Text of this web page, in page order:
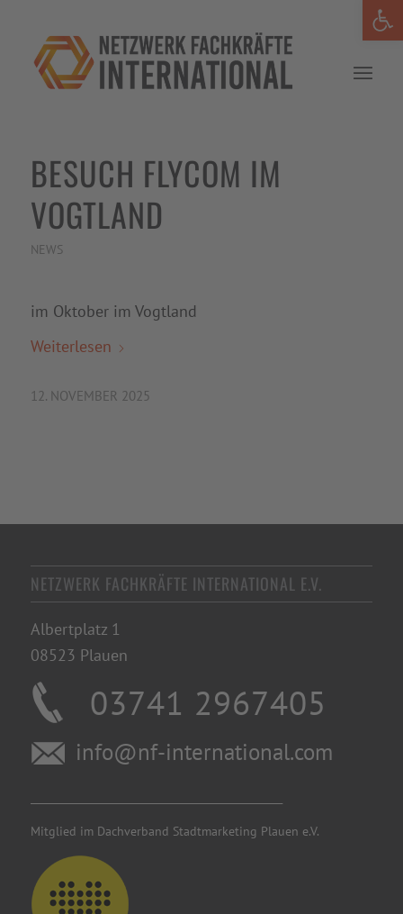
BESUCH FLYCOM IM
VOGTLAND
NEWS
im Oktober im Vogtland
Weiterlesen
12. NOVEMBER 2025
NETZWERK FACHKRÄFTE INTERNATIONAL E.V.
Albertplatz 1
08523 Plauen
03741 2967405
info@nf-international.com
Mitglied im Dachverband Stadtmarketing Plauen e.V.